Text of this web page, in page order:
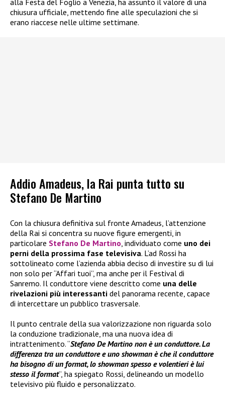
chiusura ufficiale, mettendo fine alle speculazioni che si
erano riaccese nelle ultime settimane.
Addio Amadeus, la Rai punta tutto su
Stefano De Martino
Con la chiusura definitiva sul fronte Amadeus, l’attenzione
della Rai si concentra su nuove figure emergenti, in
particolare Stefano De Martino , individuato come uno dei
perni della prossima fase televisiva. L’ad Rossi ha
sottolineato come l’azienda abbia deciso di investire su di lui
non solo per “Affari tuoi”, ma anche per il Festival di
Sanremo. Il conduttore viene descritto come una delle
rivelazioni più interessanti del panorama recente, capace
di intercettare un pubblico trasversale.
Il punto centrale della sua valorizzazione non riguarda solo
la conduzione tradizionale, ma una nuova idea di
intrattenimento. “Stefano De Martino non è un conduttore. La
differenza tra un conduttore e uno showman è che il conduttore
ha bisogno di un format, lo showman spesso e volentieri è lui
stesso il format”, ha spiegato Rossi, delineando un modello
televisivo più fluido e personalizzato.